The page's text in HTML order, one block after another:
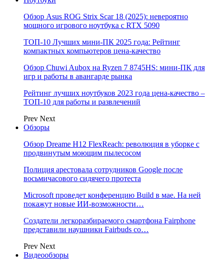
Обзор Asus ROG Strix Scar 18 (2025): невероятно
мощного игрового ноутбука с RTX 5090
ТОП-10 Лучших мини-ПК 2025 года: Рейтинг
компактных компьютеров цена-качество
Обзор Chuwi Aubox на Ryzen 7 8745HS: мини-ПК для
игр и работы в авангарде рынка
Рейтинг лучших ноутбуков 2023 года цена-качество –
ТОП-10 для работы и развлечений
Prev Next
Обзоры
Обзор Dreame H12 FlexReach: революция в уборке с
продвинутым моющим пылесосом
Полиция арестовала сотрудников Google после
восьмичасового сидячего протеста
Microsoft проведет конференцию Build в мае. На ней
покажут новые ИИ-возможности…
Создатели легкоразбираемого смартфона Fairphone
представили наушники Fairbuds со…
Prev Next
Видеообзоры